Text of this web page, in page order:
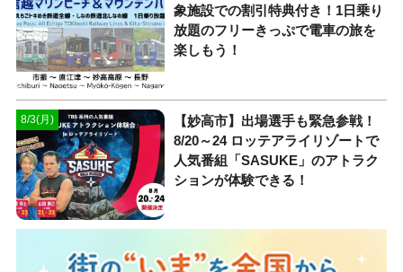
象施設での割引特典付き！1日乗り
放題のフリーきっぷで電車の旅を
楽しもう！
8/3(月)
【妙高市】出場選手も緊急参戦！
8/20～24 ロッテアライリゾートで
人気番組「SASUKE」のアトラク
ションが体験できる！